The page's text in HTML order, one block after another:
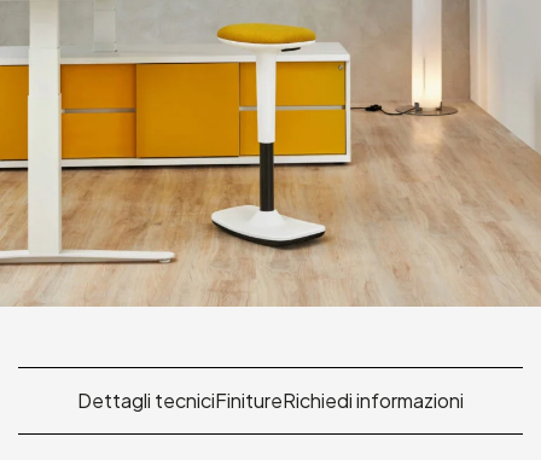
Dettagli tecniciFinitureRichiedi informazioni